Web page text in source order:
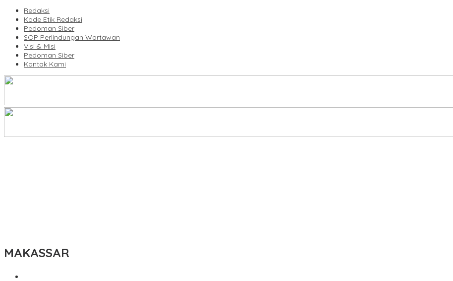
Redaksi
Kode Etik Redaksi
Pedoman Siber
SOP Perlindungan Wartawan
Visi & Misi
Pedoman Siber
Kontak Kami
MAKASSAR